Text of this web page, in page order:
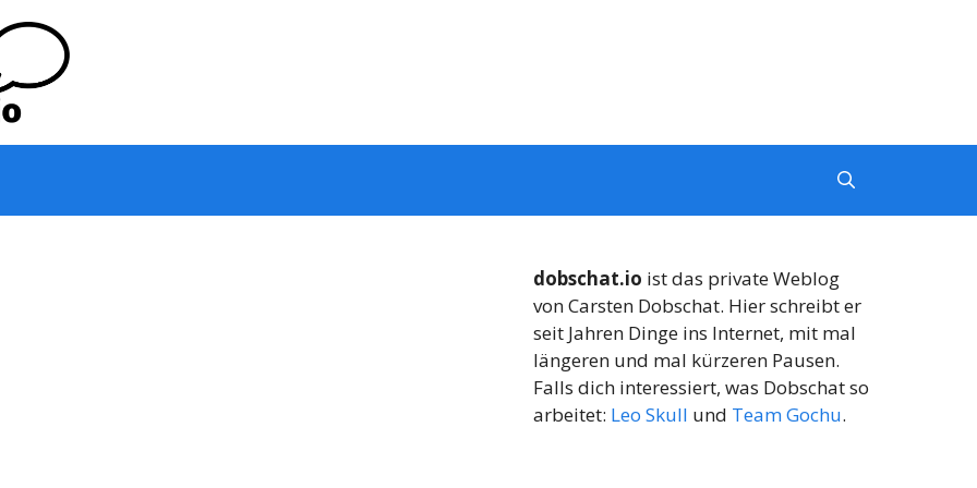
dobschat.io ist das private Weblog
von Carsten Dobschat. Hier schreibt er
seit Jahren Dinge ins Internet, mit mal
längeren und mal kürzeren Pausen.
Falls dich interessiert, was Dobschat so
arbeitet: Leo Skull und Team Gochu.